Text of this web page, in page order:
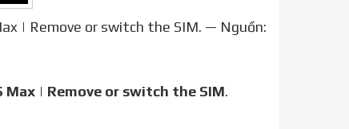
| Remove or switch the SIM. — Nguồn:
Max| Remove or switch the SIM.